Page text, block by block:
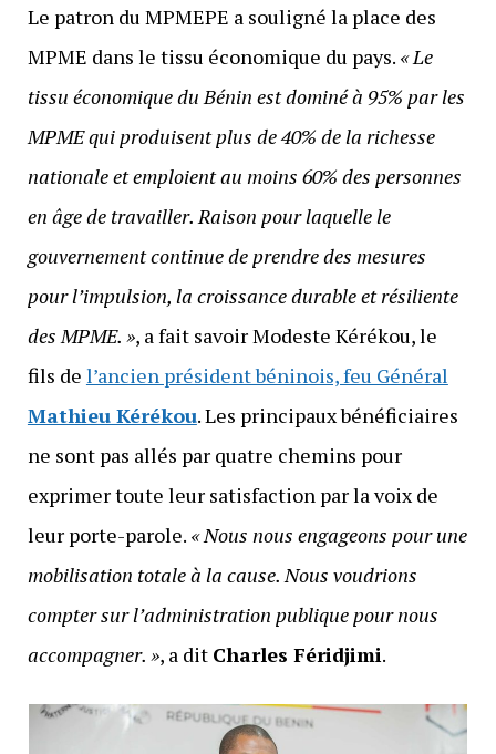
Le patron du MPMEPE a souligné la place des
MPME dans le tissu économique du pays. « Le
tissu économique du Bénin est dominé à 95% par les
MPME qui produisent plus de 40% de la richesse
nationale et emploient au moins 60% des personnes
en âge de travailler. Raison pour laquelle le
gouvernement continue de prendre des mesures
pour l’impulsion, la croissance durable et résiliente
des MPME. », a fait savoir Modeste Kérékou, le
fils de l’ancien président béninois, feu Général
Mathieu Kérékou. Les principaux bénéficiaires
ne sont pas allés par quatre chemins pour
exprimer toute leur satisfaction par la voix de
leur porte-parole. « Nous nous engageons pour une
mobilisation totale à la cause. Nous voudrions
compter sur l’administration publique pour nous
accompagner. », a dit Charles Féridjimi.